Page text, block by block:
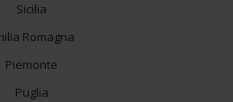
Sicilia
Romagna
Piemonte
Puglia